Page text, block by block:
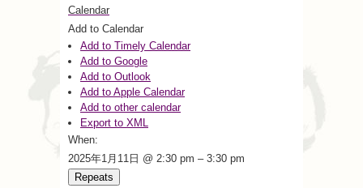
Calendar
Add to Calendar
Add to Timely Calendar
Add to Google
Add to Outlook
Add to Apple Calendar
Add to other calendar
Export to XML
When:
2025年1月11日 @ 2:30 pm – 3:30 pm
Repeats